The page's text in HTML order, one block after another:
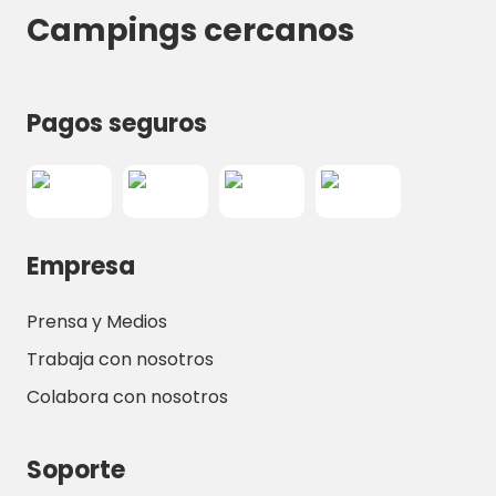
Campings cercanos
Pagos seguros
Empresa
Prensa y Medios
Trabaja con nosotros
Colabora con nosotros
Soporte